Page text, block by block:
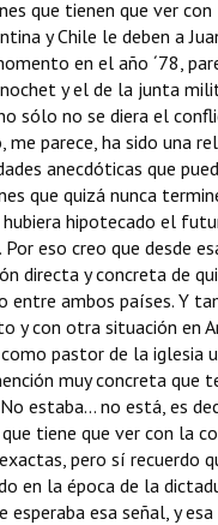
que tienen que ver
y Chile le deben a
en el año ´78,
y el de la junta
sólo no se diera el
parece, ha sido una
anecdóticas que
que quizá nunca
hipotecado el
eso creo que desde
directa y concreta de
ambos países. Y
y con otra situación en
pastor de la iglesia
muy concreta que
estaba... no está, es
tiene que ver con la
pero sí recuerdo
en la época de la
esa señal, y